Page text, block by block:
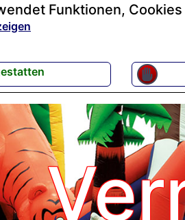
Funktionen,